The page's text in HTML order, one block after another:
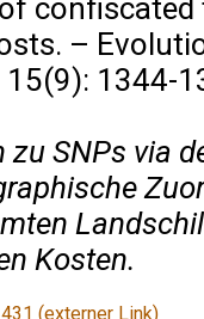
–
1344-
zu SNPs via
Kosten.
(externer Link)